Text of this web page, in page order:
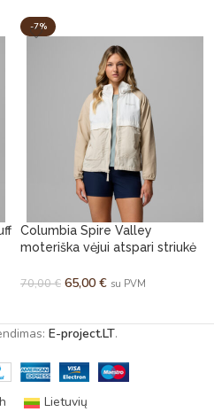
-7%
Columbia Spire Valley
moteriška vėjui atspari striukė
70,00€ 65,00 € su PVM
E-project.LT.
Lietuvių